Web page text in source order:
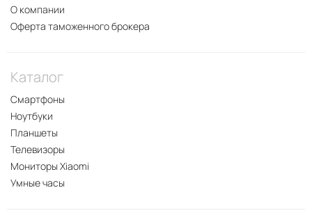
О компании
Оферта таможенного брокера
Каталог
Смартфоны
Ноутбуки
Планшеты
Телевизоры
Мониторы Xiaomi
Умные часы